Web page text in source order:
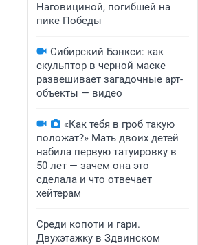
Наговициной, погибшей на
пике Победы
Сибирский Бэнкси: как
скульптор в черной маске
развешивает загадочные арт-
объекты — видео
«Как тебя в гроб такую
положат?» Мать двоих детей
набила первую татуировку в
50 лет — зачем она это
сделала и что отвечает
хейтерам
Среди копоти и гари.
Двухэтажку в Здвинском